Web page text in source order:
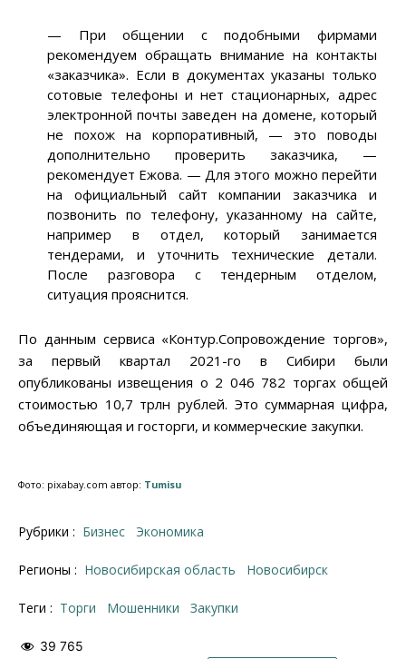
— При общении с подобными фирмами
рекомендуем обращать внимание на контакты
«заказчика». Если в документах указаны только
сотовые телефоны и нет стационарных, адрес
электронной почты заведен на домене, который
не похож на корпоративный, — это поводы
дополнительно проверить заказчика, —
рекомендует Ежова. — Для этого можно перейти
на официальный сайт компании заказчика и
позвонить по телефону, указанному на сайте,
например в отдел, который занимается
тендерами, и уточнить технические детали.
После разговора с тендерным отделом,
ситуация прояснится.
По данным сервиса «Контур.Сопровождение торгов»,
за первый квартал 2021-го в Сибири были
опубликованы извещения о 2 046 782 торгах общей
стоимостью 10,7 трлн рублей. Это суммарная цифра,
объединяющая и госторги, и коммерческие закупки.
Фото: pixabay.com автор: Tumisu
Рубрики : Бизнес Экономика
Регионы : Новосибирская область Новосибирск
Теги : торги Мошенники закупки
39 765